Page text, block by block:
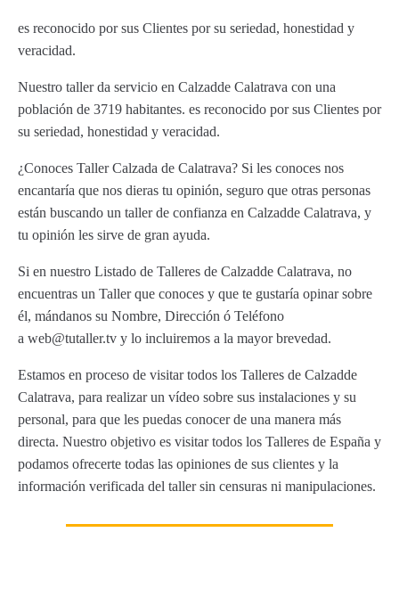
es reconocido por sus Clientes por su seriedad, honestidad y
veracidad.
Nuestro taller da servicio en Calzadde Calatrava con una
población de 3719 habitantes. es reconocido por sus Clientes por
su seriedad, honestidad y veracidad.
¿Conoces Taller Calzada de Calatrava? Si les conoces nos
encantaría que nos dieras tu opinión, seguro que otras personas
están buscando un taller de confianza en Calzadde Calatrava, y
tu opinión les sirve de gran ayuda.
Si en nuestro Listado de Talleres de Calzadde Calatrava, no
encuentras un Taller que conoces y que te gustaría opinar sobre
él, mándanos su Nombre, Dirección ó Teléfono
a web@tutaller.tv y lo incluiremos a la mayor brevedad.
Estamos en proceso de visitar todos los Talleres de Calzadde
Calatrava, para realizar un vídeo sobre sus instalaciones y su
personal, para que les puedas conocer de una manera más
directa. Nuestro objetivo es visitar todos los Talleres de España y
podamos ofrecerte todas las opiniones de sus clientes y la
información verificada del taller sin censuras ni manipulaciones.